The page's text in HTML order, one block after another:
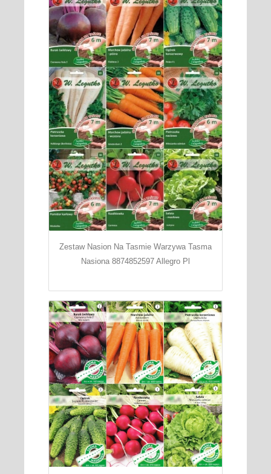
Zestaw Nasion Na Tasmie Warzywa Tasma
Nasiona 8874852597 Allegro Pl